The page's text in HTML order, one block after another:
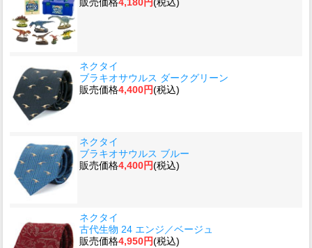
ネクタイ
ブラキオサウルス ダークグリーン
販売価格4,400円(税込)
ネクタイ
ブラキオサウルス ブルー
販売価格4,400円(税込)
ネクタイ
古代生物 24 エンジ／ベージュ
販売価格4,950円(税込)